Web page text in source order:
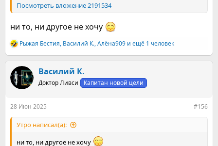
Посмотреть вложение 2191534
ни то, ни другое не хочу
Р
е
к
ц
и
Рыжая Бестия, Василий К.,Алёна909 и ещё 1 человек
Василий К.
Доктор Ливси Капитан новой цели
28 Июн 2025 #156
Утро написал(а):
ни то, ни другое не хочу